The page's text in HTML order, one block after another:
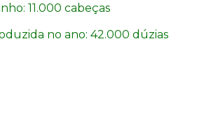
11.000 cabeças
no ano: 42.000 dúzias